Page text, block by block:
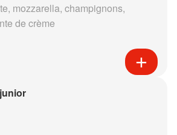
mozzarella, champignons,
de crème